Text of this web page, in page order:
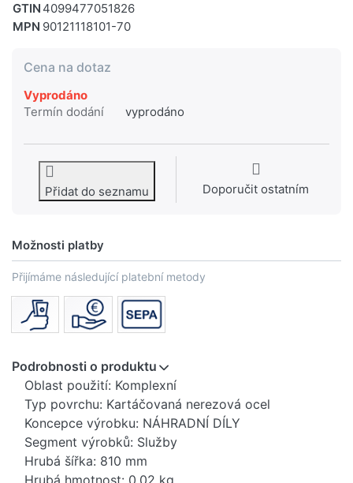
GTIN 4099477051826
MPN 90121118101-70
Cena na dotaz
Vyprodáno
Termín dodání
vyprodáno
Přidat do seznamu Doporučit ostatním
Možnosti platby
Přijímáme následující platební metody
Podrobnosti o produktu
Oblast použití: Komplexní
Typ povrchu: Kartáčovaná nerezová ocel
Koncepce výrobku: NÁHRADNÍ DÍLY
Segment výrobků: Služby
Hrubá šířka: 810 mm
Hrubá hmotnost: 0,02 kg